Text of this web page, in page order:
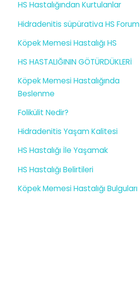
HS Hastalığından Kurtulanlar
Hidradenitis süpürativa HS Forum
Köpek Memesi Hastalığı HS
HS HASTALIĞININ GÖTÜRDÜKLERİ
Köpek Memesi Hastalığında
Beslenme
Folikülit Nedir?
Hidradenitis Yaşam Kalitesi
HS Hastalığı İle Yaşamak
HS Hastalığı Belirtileri
Köpek Memesi Hastalığı Bulguları